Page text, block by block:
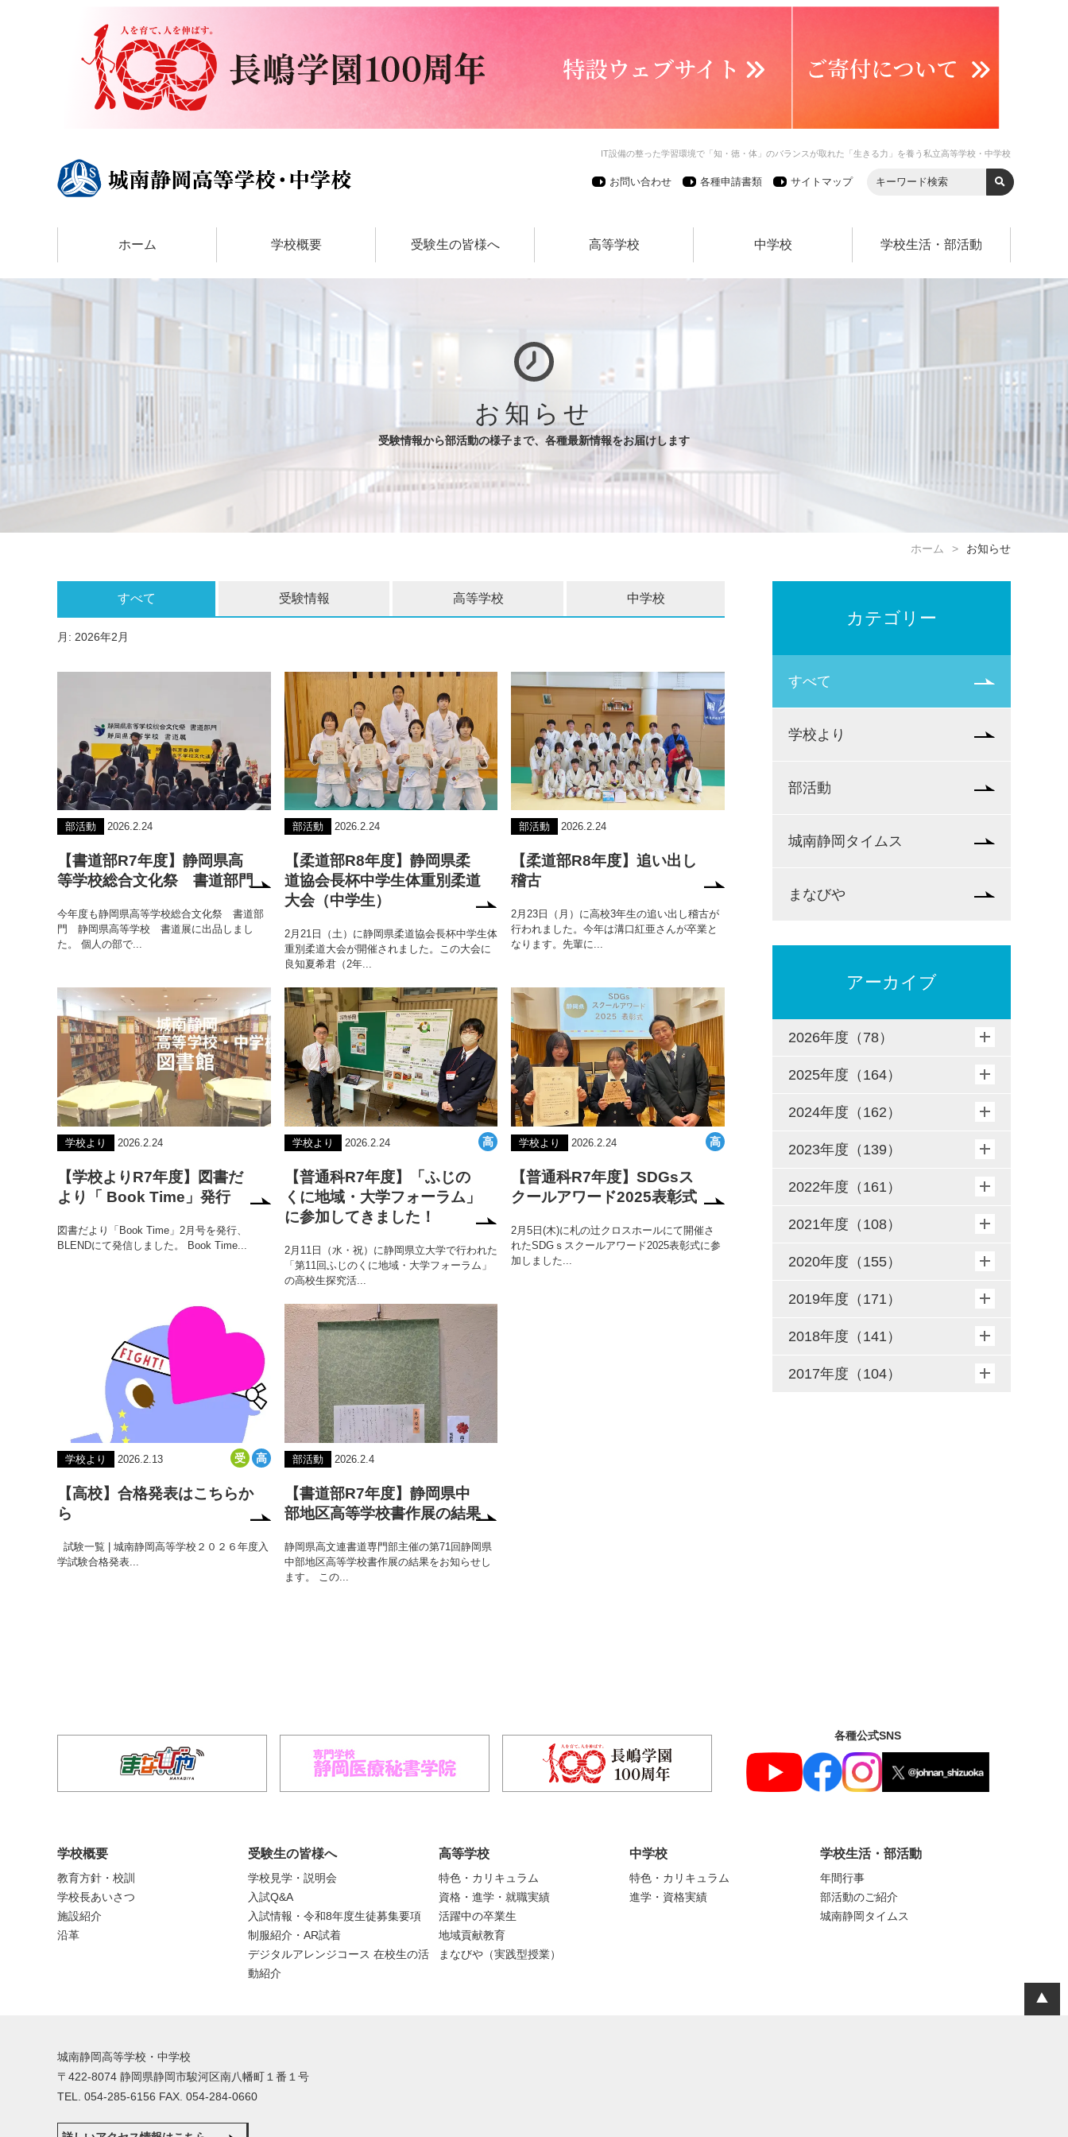
IT設備の整った学習環境で「知・徳・体」のバランスが取れた「生きる力」を養う私立高等学校・中学校
お問い合わせ 各種申請書類 サイトマップ
ホーム 学校概要 受験生の皆様へ 高等学校 中学校 学校生活・部活動
お知らせ
受験情報から部活動の様子まで、各種最新情報をお届けします
ホーム お知らせ
すべて 受験情報 高等学校 中学校
月: 2026年2月
部活動 2026.2.24
【書道部R7年度】静岡県高
等学校総合文化祭 書道部門
今年度も静岡県高等学校総合文化祭 書道部
門 静岡県高等学校 書道展に出品しまし
た。 個人の部で...
部活動 2026.2.24
【柔道部R8年度】静岡県柔
道協会長杯中学生体重別柔道
大会（中学生）
2月21日（土）に静岡県柔道協会長杯中学生体
重別柔道大会が開催されました。この大会に
良知夏希君（2年...
部活動 2026.2.24
【柔道部R8年度】追い出し
稽古
2月23日（月）に高校3年生の追い出し稽古が
行われました。今年は溝口紅亜さんが卒業と
なります。先輩に...
学校より 2026.2.24
【学校よりR7年度】図書だ
より「 Book Time」発行
図書だより「Book Time」2月号を発行、
BLENDにて発信しました。 Book Time...
学校より 2026.2.24
【普通科R7年度】「ふじの
くに地域・大学フォーラム」
に参加してきました！
2月11日（水・祝）に静岡県立大学で行われた
「第11回ふじのくに地域・大学フォーラム」
の高校生探究活...
学校より 2026.2.24
【普通科R7年度】SDGsス
クールアワード2025表彰式
2月5日(木)に札の辻クロスホールにて開催さ
れたSDGｓスクールアワード2025表彰式に参
加しました...
学校より 2026.2.13
【高校】合格発表はこちらか
ら
試験一覧 | 城南静岡高等学校２０２６年度入
学試験合格発表...
部活動 2026.2.4
【書道部R7年度】静岡県中
部地区高等学校書作展の結果
静岡県高文連書道専門部主催の第71回静岡県
中部地区高等学校書作展の結果をお知らせし
ます。 この...
カテゴリー
すべて
学校より
部活動
城南静岡タイムス
まなびや
アーカイブ
2026年度（78）
2025年度（164）
2024年度（162）
2023年度（139）
2022年度（161）
2021年度（108）
2020年度（155）
2019年度（171）
2018年度（141）
2017年度（104）
各種公式SNS
学校概要
教育方針・校訓
学校長あいさつ
施設紹介
沿革
受験生の皆様へ
学校見学・説明会
入試Q&A
入試情報・令和8年度生徒募集要項
制服紹介・AR試着
デジタルアレンジコース 在校生の活
動紹介
高等学校
特色・カリキュラム
資格・進学・就職実績
活躍中の卒業生
地域貢献教育
まなびや（実践型授業）
中学校
特色・カリキュラム
進学・資格実績
学校生活・部活動
年間行事
部活動のご紹介
城南静岡タイムス
城南静岡高等学校・中学校
〒422-8074 静岡県静岡市駿河区南八幡町１番１号
TEL. 054-285-6156 FAX. 054-284-0660